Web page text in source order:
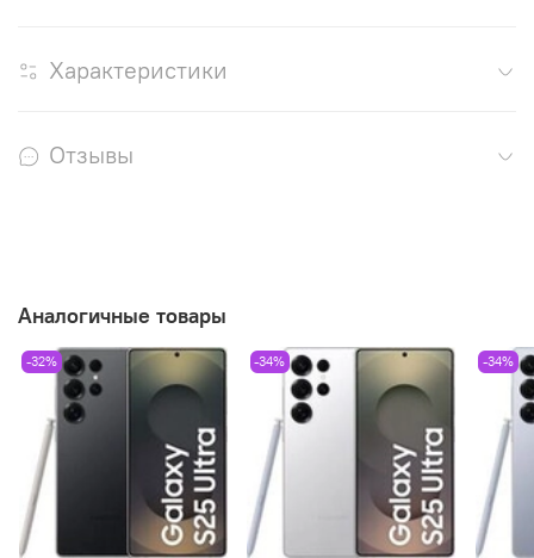
Характеристики
Отзывы
Аналогичные товары
-32% -34% -34%